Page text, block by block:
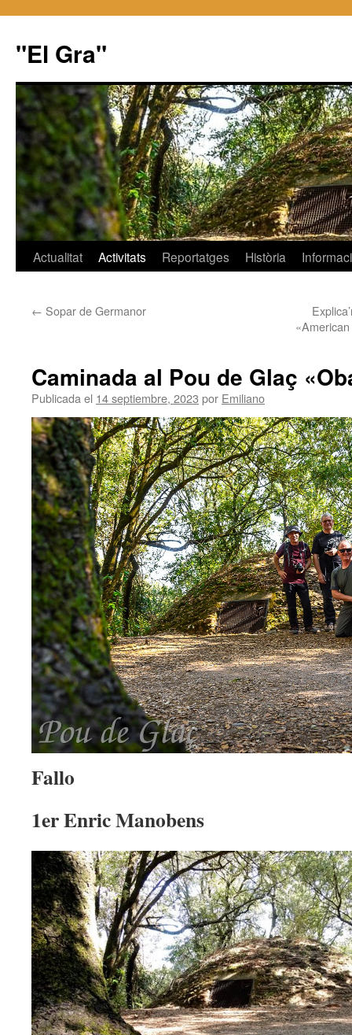
"El Gra"
Saltar
contenido
Actualitat Activitats Reportatges Història
← Sopar de Germanor
Caminada al Pou de Glaç
Publicada el 14 septiembre, 2023 por Emiliano
Fallo
1er Enric Manobens